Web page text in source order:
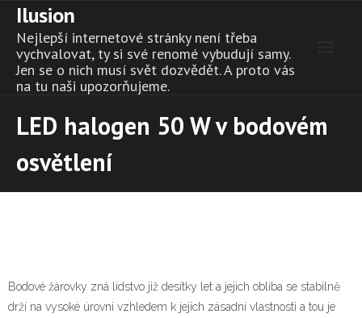
Skip
content
Ilusion
Nejlepší internetové stránky není třeba
vychvalovat, ty si své renomé vybudují samy.
Jen se o nich musí svět dozvědět. A proto vás
na tu naši upozorňujeme.
LED halogen 50 W v bodovém
osvětlení
Bodové žárovky zná lidstvo již desítky let a jejich obliba se stabilně
drží na vysoké úrovni vzhledem k jejich zásadní vlastnosti a tou je